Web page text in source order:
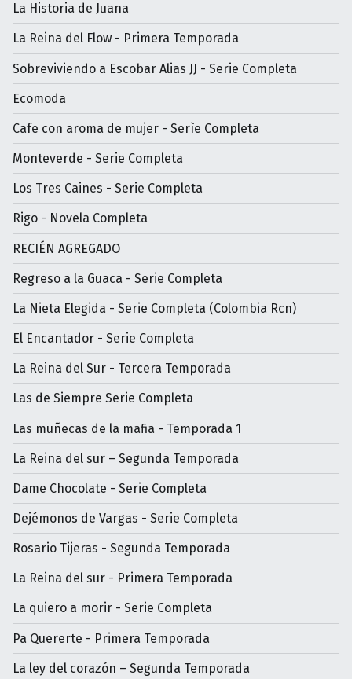
La Historia de Juana
La Reina del Flow - Primera Temporada
Sobreviviendo a Escobar Alias JJ - Serie Completa
Ecomoda
Cafe con aroma de mujer - Serìe Completa
Monteverde - Serie Completa
Los Tres Caines - Serie Completa
Rigo - Novela Completa
RECIÉN AGREGADO
Regreso a la Guaca - Serie Completa
La Nieta Elegida - Serie Completa (Colombia Rcn)
El Encantador - Serie Completa
La Reina del Sur - Tercera Temporada
Las de Siempre Serie Completa
Las muñecas de la mafia - Temporada 1
La Reina del sur – Segunda Temporada
Dame Chocolate - Serie Completa
Dejémonos de Vargas - Serie Completa
Rosario Tijeras - Segunda Temporada
La Reina del sur - Primera Temporada
La quiero a morir - Serie Completa
Pa Quererte - Primera Temporada
La ley del corazón – Segunda Temporada